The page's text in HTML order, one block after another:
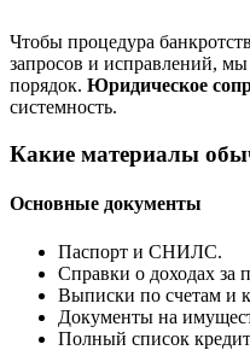
Чтобы процедура
запросов и исправлений,
порядок. Юридическое
системность.
Какие материалы
Основные документы
Паспорт и СНИЛС.
Справки о доходах за
Выписки по счетам и
Документы на
Полный список